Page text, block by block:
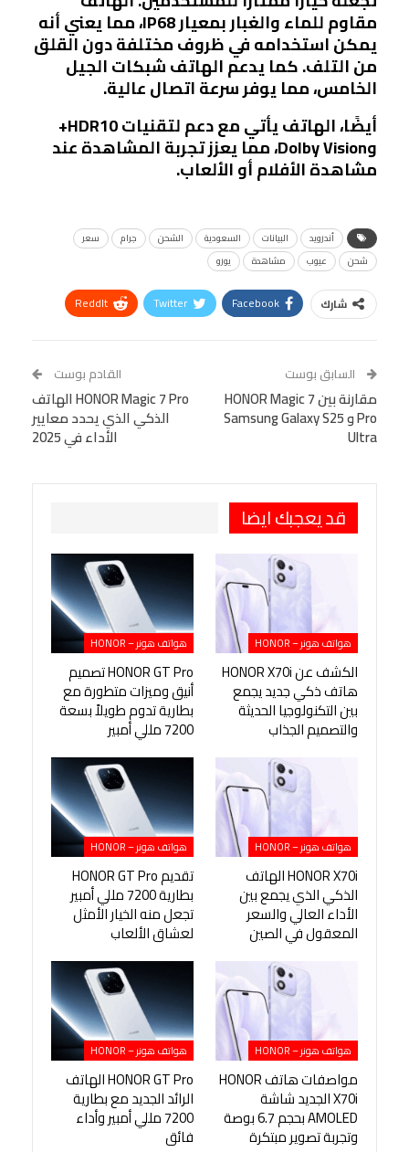
مقاوم للماء والغبار بمعيار IP68، مما يعني أنه
يمكن استخدامه في ظروف مختلفة دون القلق
من التلف. كما يدعم الهاتف شبكات الجيل
الخامس، مما يوفر سرعة اتصال عالية.
أيضًا، الهاتف يأتي مع دعم لتقنيات HDR10+
وDolby Vision، مما يعزز تجربة المشاهدة عند
مشاهدة الأفلام أو الألعاب.
أندرويد البيانات السعودية الشحن جرام
سعر
شحن
عيوب مشاهدة يورو
شارك Facebook
Twitter
ReddIt
Tumblr
البريد الإلكتروني
StumbleUpon
VK
Digg
LINE
BlackBerry
Viber
السابق بوست
مقارنة بين HONOR Magic 7
Pro و Samsung Galaxy S25
Ultra
القادم بوست
HONOR Magic 7 Pro الهاتف
الذكي الذي يحدد معايير
الأداء في 2025
قد يعجبك ايضا
هواتف هونر – HONOR
الكشف عن HONOR X70i
هاتف ذكي جديد يجمع
بين التكنولوجيا الحديثة
والتصميم الجذاب
هواتف هونر – HONOR
HONOR GT Pro تصميم
أنيق وميزات متطورة مع
بطارية تدوم طويلاً بسعة
7200 مللي أمبير
هواتف هونر – HONOR
HONOR X70i الهاتف
الذكي الذي يجمع بين
الأداء العالي والسعر
المعقول في الصين
هواتف هونر – HONOR
تقديم HONOR GT Pro
بطارية 7200 مللي أمبير
تجعل منه الخيار الأمثل
لعشاق الألعاب
هواتف هونر – HONOR
مواصفات هاتف HONOR
X70i الجديد شاشة
AMOLED بحجم 6.7 بوصة
وتجربة تصوير مبتكرة
هواتف هونر – HONOR
HONOR GT Pro الهاتف
الرائد الجديد مع بطارية
7200 مللي أمبير وأداء
فائق